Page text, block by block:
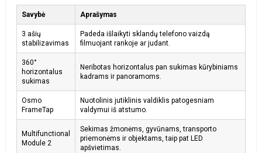
Savybė Aprašymas
3 ašių
stabilizavimas
Padeda išlaikyti sklandų telefono vaizdą
filmuojant rankoje ar judant.
360°
horizontalus
sukimas
Neribotas horizontalus pan sukimas kūrybiniams
kadrams ir panoramoms.
Osmo
FrameTap
Nuotolinis jutiklinis valdiklis patogesniam
valdymui iš atstumo.
Multifunctional
Module 2
Sekimas žmonėms, gyvūnams, transporto
priemonėms ir objektams, taip pat LED
apšvietimas.